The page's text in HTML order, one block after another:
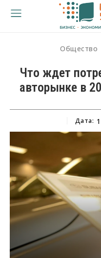
Общество
Что ждет
авторынке в
Дата: